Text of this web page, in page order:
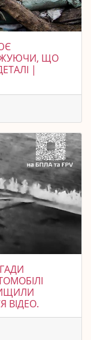
ЩО
|
ВІДЕО.